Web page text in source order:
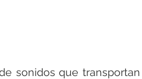
sonidos que